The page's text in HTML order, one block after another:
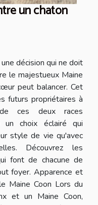
un chaton
décision qui ne doit
le majestueux Maine
peut balancer. Cet
futurs propriétaires à
ces deux races
un choix éclairé qui
style de vie qu'avec
Découvrez les
font de chacune de
foyer. Apparence et
Maine Coon Lors du
et un Maine Coon,